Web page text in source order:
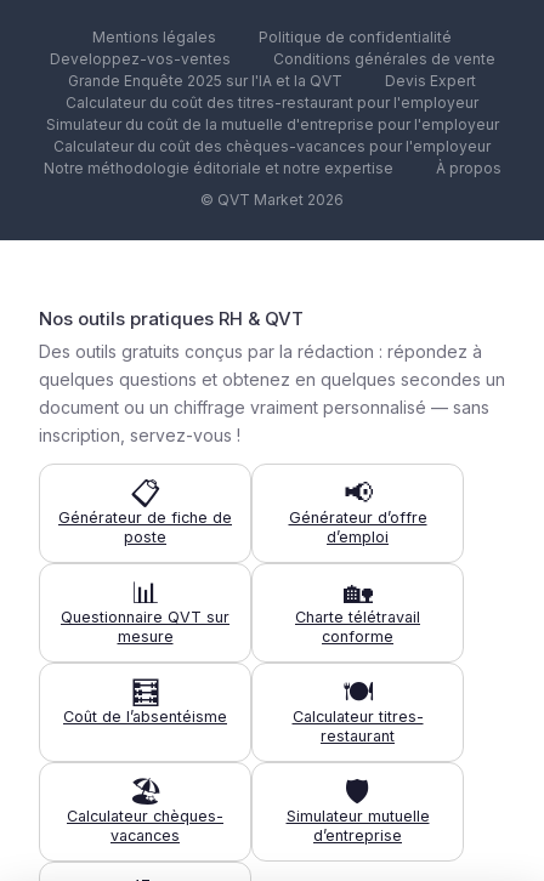
Mentions légales
Politique de confidentialité
Developpez-vos-ventes
Conditions générales de vente
Grande Enquête 2025 sur l'IA et la QVT
Devis Expert
Calculateur du coût des titres-restaurant pour l'employeur
Simulateur du coût de la mutuelle d'entreprise pour l'employeur
Calculateur du coût des chèques-vacances pour l'employeur
Notre méthodologie éditoriale et notre expertise
À propos
© QVT Market 2026
Nos outils pratiques RH & QVT
Des outils gratuits conçus par la rédaction : répondez à
quelques questions et obtenez en quelques secondes un
document ou un chiffrage vraiment personnalisé — sans
inscription, servez-vous !
📋
Générateur de fiche de
poste
📢
Générateur d’offre
d’emploi
📊
Questionnaire QVT sur
mesure
🏡
Charte télétravail
conforme
🧮
Coût de l’absentéisme
🍽️
Calculateur titres-
restaurant
🏖️
Calculateur chèques-
vacances
🛡️
Simulateur mutuelle
d’entreprise